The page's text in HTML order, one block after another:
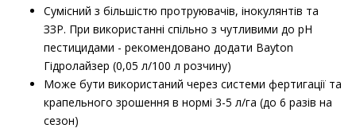
Сумісний з більшістю протруювачів, інокулянтів та
ЗЗР. При використанні спільно з чутливими до рН
пестицидами - рекомендовано додати Bayton
Гідролайзер (0,05 л/100 л розчину)
Може бути використаний через системи фертигації та
крапельного зрошення в нормі 3-5 л/га (до 6 разів на
сезон)